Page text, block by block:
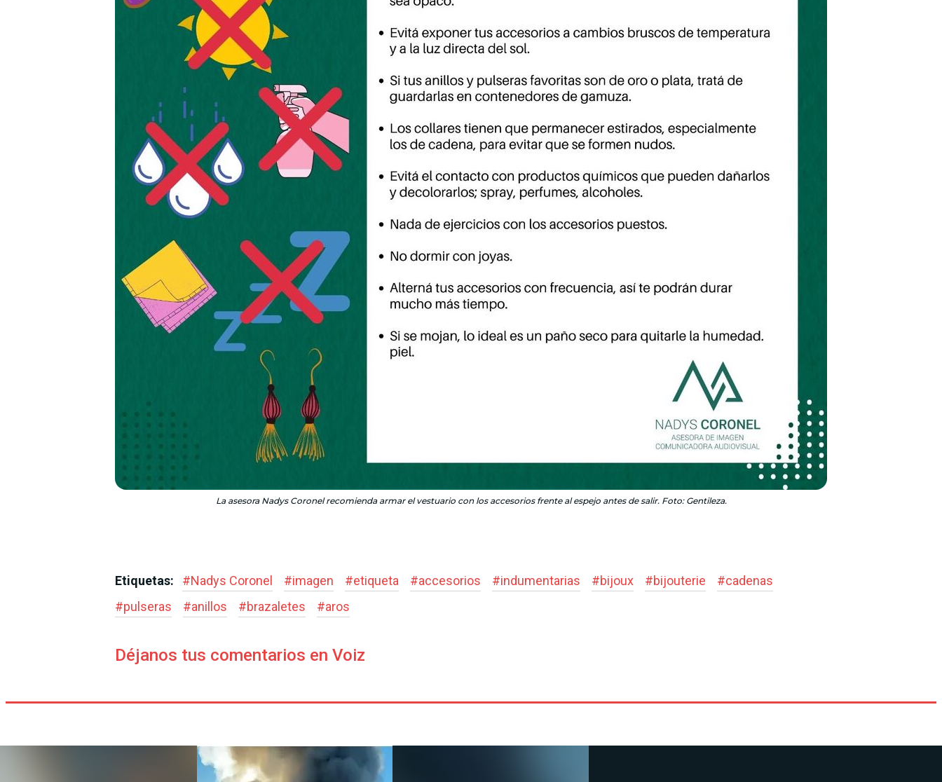
La asesora Nadys Coronel recomienda armar el vestuario con los accesorios frente al espejo antes de salir. Foto: Gentileza.
Etiquetas: #Nadys Coronel #imagen #etiqueta #accesorios #indumentarias #bijoux #bijouterie #cadenas
#pulseras #anillos #brazaletes #aros
Déjanos tus comentarios en Voiz